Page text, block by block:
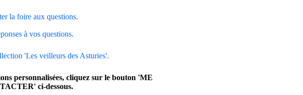
la foire aux questions.
à vos questions.
'Les veilleurs des Asturies'.
personnalisées, cliquez sur le bouton 'ME
ci-dessous.